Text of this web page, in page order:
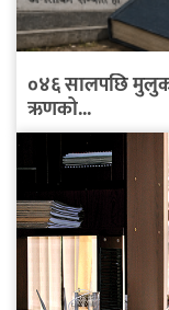
०४६ सालपछि
ऋणको...